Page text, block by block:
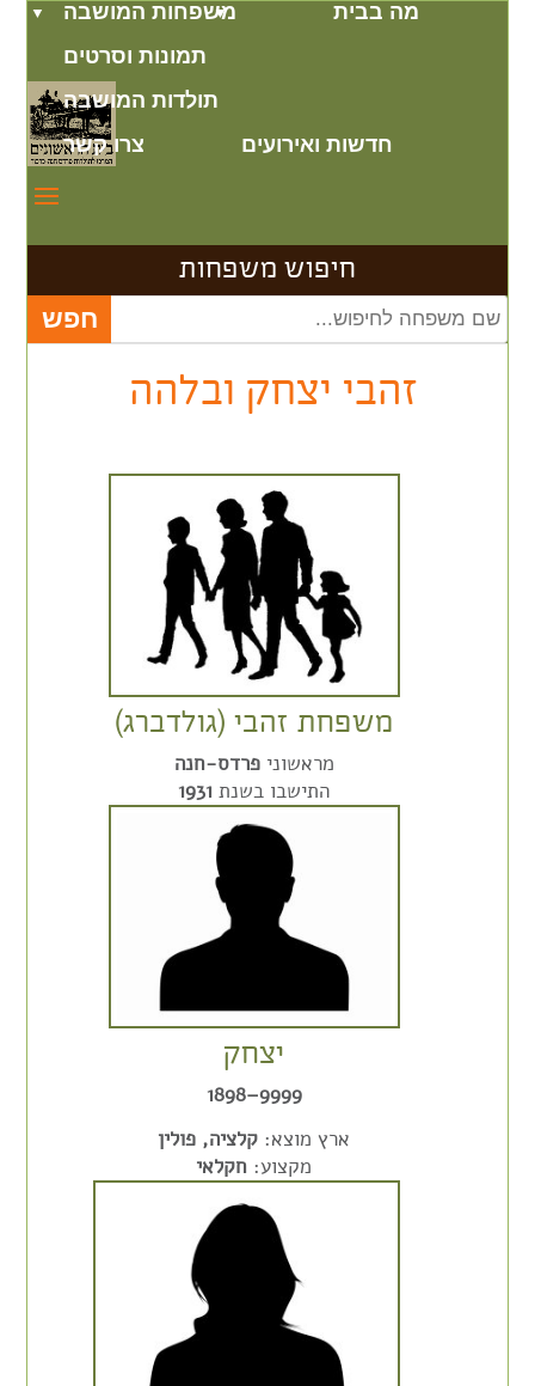
מה בבית
משפחות המושבה
תמונות וסרטים
תולדות המושבה
חדשות ואירועים
צרו קשר
חיפוש משפחות
זהבי יצחק ובלהה
משפחת זהבי (גולדברג)
מראשוניפרדס-חנה
התישבו בשנת 1931
יצחק
9999–1898
ארץ מוצא: קלציה, פולין
מקצוע: חקלאי